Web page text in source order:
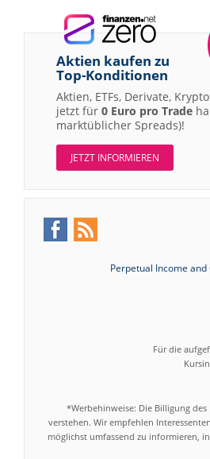
Aktien kaufen zu
Top-Konditionen
Aktien, ETFs, Derivate,
jetzt für 0 Euro pro Trade
marktüblicher Spreads)!
JETZT INFORMIEREN
Perpetual Income
Für die
*Werbehinweise: Die Billigung
verstehen. Wir empfehlen
möglichst umfassend zu informieren,